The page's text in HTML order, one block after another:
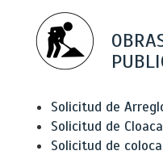
Solicitud de
Solicitud de
Solicitud de